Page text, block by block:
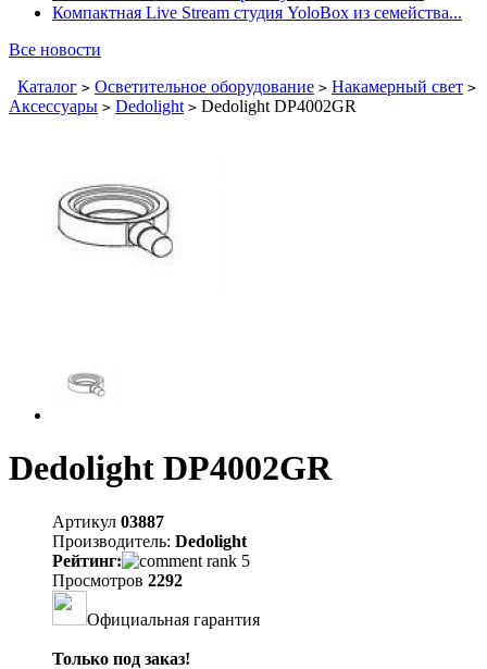
Компактная Live Stream студия YoloBox из семейства...
Все новости
Каталог > Осветительное оборудование > Накамерный свет >
Аксессуары > Dedolight > Dedolight DP4002GR
Dedolight DP4002GR
Артикул 03887
Производитель: Dedolight
Рейтинг:
Просмотров 2292
Официальная гарантия
Только под заказ!